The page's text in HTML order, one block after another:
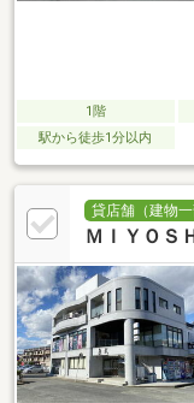
1階
駅から徒歩1分以内
貸店舗（建物一
ＭＩＹＯＳ